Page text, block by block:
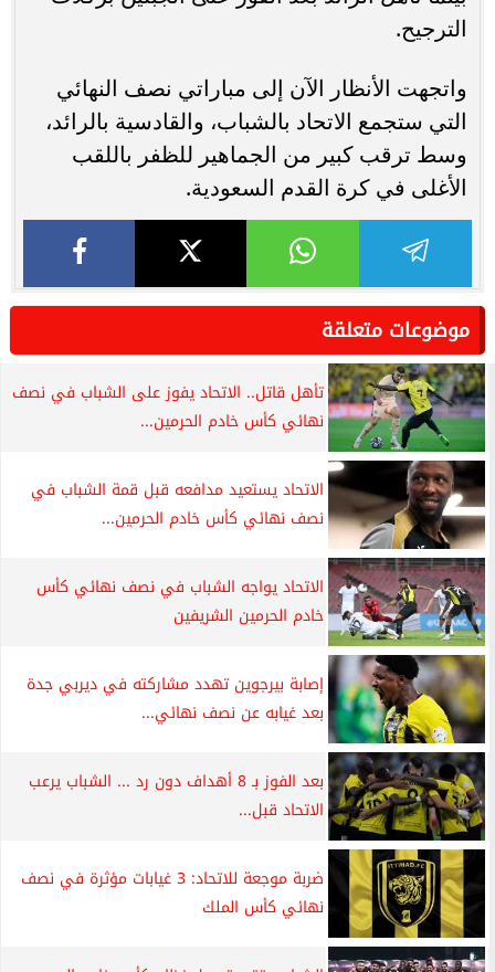
الترجيح.
واتجهت الأنظار الآن إلى مباراتي نصف النهائي
التي ستجمع الاتحاد بالشباب، والقادسية بالرائد،
وسط ترقب كبير من الجماهير للظفر باللقب
الأغلى في كرة القدم السعودية.
موضوعات متعلقة
تأهل قاتل.. الاتحاد يفوز على الشباب في نصف
نهائي كأس خادم الحرمين...
الاتحاد يستعيد مدافعه قبل قمة الشباب في
نصف نهائي كأس خادم الحرمين...
الاتحاد يواجه الشباب في نصف نهائي كأس
خادم الحرمين الشريفين
إصابة بيرجوين تهدد مشاركته في ديربي جدة
بعد غيابه عن نصف نهائي...
بعد الفوز بـ 8 أهداف دون رد ... الشباب يرعب
الاتحاد قبل...
ضربة موجعة للاتحاد: 3 غيابات مؤثرة في نصف
نهائي كأس الملك